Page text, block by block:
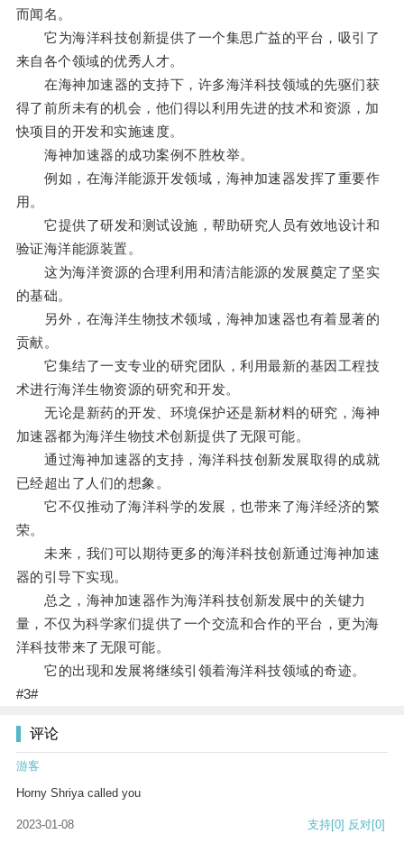
而闻名。
它为海洋科技创新提供了一个集思广益的平台，吸引了
来自各个领域的优秀人才。
在海神加速器的支持下，许多海洋科技领域的先驱们获
得了前所未有的机会，他们得以利用先进的技术和资源，加
快项目的开发和实施速度。
海神加速器的成功案例不胜枚举。
例如，在海洋能源开发领域，海神加速器发挥了重要作
用。
它提供了研发和测试设施，帮助研究人员有效地设计和
验证海洋能源装置。
这为海洋资源的合理利用和清洁能源的发展奠定了坚实
的基础。
另外，在海洋生物技术领域，海神加速器也有着显著的
贡献。
它集结了一支专业的研究团队，利用最新的基因工程技
术进行海洋生物资源的研究和开发。
无论是新药的开发、环境保护还是新材料的研究，海神
加速器都为海洋生物技术创新提供了无限可能。
通过海神加速器的支持，海洋科技创新发展取得的成就
已经超出了人们的想象。
它不仅推动了海洋科学的发展，也带来了海洋经济的繁
荣。
未来，我们可以期待更多的海洋科技创新通过海神加速
器的引导下实现。
总之，海神加速器作为海洋科技创新发展中的关键力
量，不仅为科学家们提供了一个交流和合作的平台，更为海
洋科技带来了无限可能。
它的出现和发展将继续引领着海洋科技领域的奇迹。
#3#
评论
游客
Horny Shriya called you
2023-01-08 支持[0] 反对[0]